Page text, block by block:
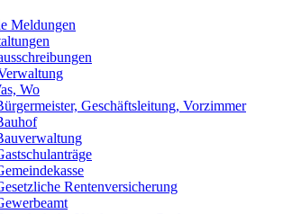
Meldungen
Wo
Geschäftsleitung, Vorzimmer
Rentenversicherung